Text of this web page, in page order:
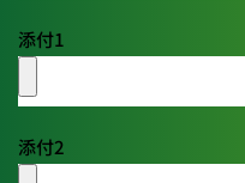
添付1
添付2